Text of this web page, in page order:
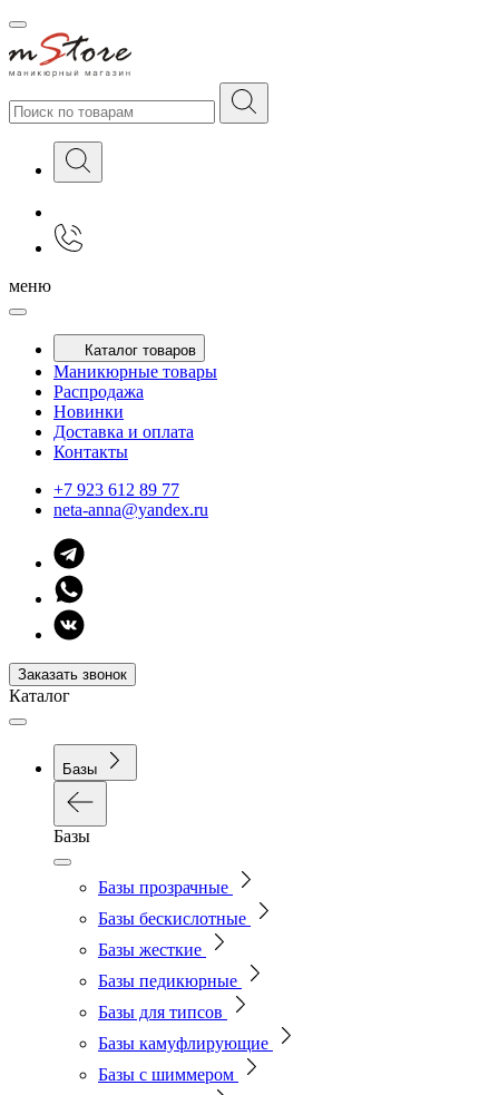
меню
Каталог товаров
Маникюрные товары
Распродажа
Новинки
Доставка и оплата
Контакты
+7 923 612 89 77
neta-anna@yandex.ru
Заказать звонок
Каталог
Базы
Базы
Базы прозрачные
Базы бескислотные
Базы жесткие
Базы педикюрные
Базы для типсов
Базы камуфлирующие
Базы с шиммером